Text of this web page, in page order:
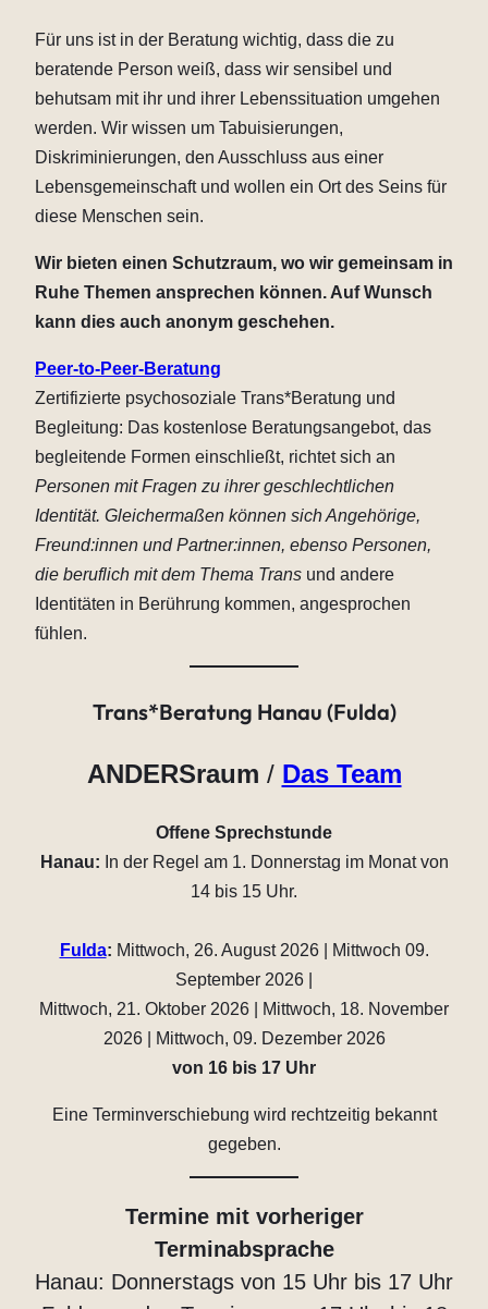
Für uns ist in der Beratung wichtig, dass die zu
beratende Person weiß, dass wir sensibel und
behutsam mit ihr und ihrer Lebenssituation umgehen
werden. Wir wissen um Tabuisierungen,
Diskriminierungen, den Ausschluss aus einer
Lebensgemeinschaft und wollen ein Ort des Seins für
diese Menschen sein.
Wir bieten einen Schutzraum, wo wir gemeinsam in
Ruhe Themen ansprechen können. Auf Wunsch
kann dies auch anonym geschehen.
Peer-to-Peer-Beratung
Zertifizierte psychosoziale Trans*Beratung und
Begleitung: Das kostenlose Beratungsangebot, das
begleitende Formen einschließt, richtet sich an
Personen mit Fragen zu ihrer geschlechtlichen
Identität. Gleichermaßen können sich Angehörige,
Freund:innen und Partner:innen, ebenso Personen,
die beruflich mit dem Thema Trans und andere
Identitäten in Berührung kommen, angesprochen
fühlen.
Trans*Beratung Hanau (Fulda)
ANDERSraum / Das Team
Offene Sprechstunde
Hanau: In der Regel am 1. Donnerstag im Monat von
14 bis 15 Uhr.
Fulda: Mittwoch, 26. August 2026 | Mittwoch 09.
September 2026 |
Mittwoch, 21. Oktober 2026 | Mittwoch, 18. November
2026 | Mittwoch, 09. Dezember 2026
von 16 bis 17 Uhr
Eine Terminverschiebung wird rechtzeitig bekannt
gegeben.
Termine mit vorheriger
Terminabsprache
Hanau: Donnerstags von 15 Uhr bis 17 Uhr